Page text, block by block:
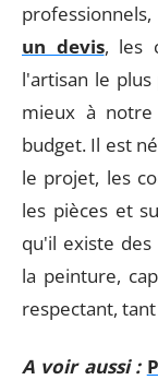
un devis, les
l'artisan le
mieux à
budget. Il est
le projet, les
les pièces et
qu'il existe
la peinture,
respectant,
A voir aussi :